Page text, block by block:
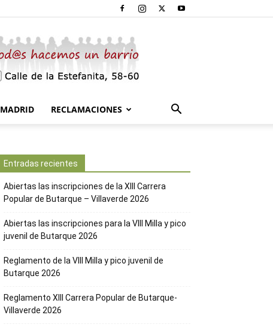
MADRID RECLAMACIONES
Entradas recientes
Abiertas las inscripciones de la XIII Carrera
Popular de Butarque – Villaverde 2026
Abiertas las inscripciones para la VIII Milla y pico
juvenil de Butarque 2026
Reglamento de la VIII Milla y pico juvenil de
Butarque 2026
Reglamento XIII Carrera Popular de Butarque-
Villaverde 2026